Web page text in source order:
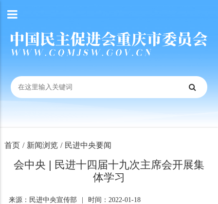
首页 / 新闻浏览 / 民进中央要闻
会中央 | 民进十四届十九次主席会开展集
体学习
来源：民进中央宣传部 时间：2022-01-18